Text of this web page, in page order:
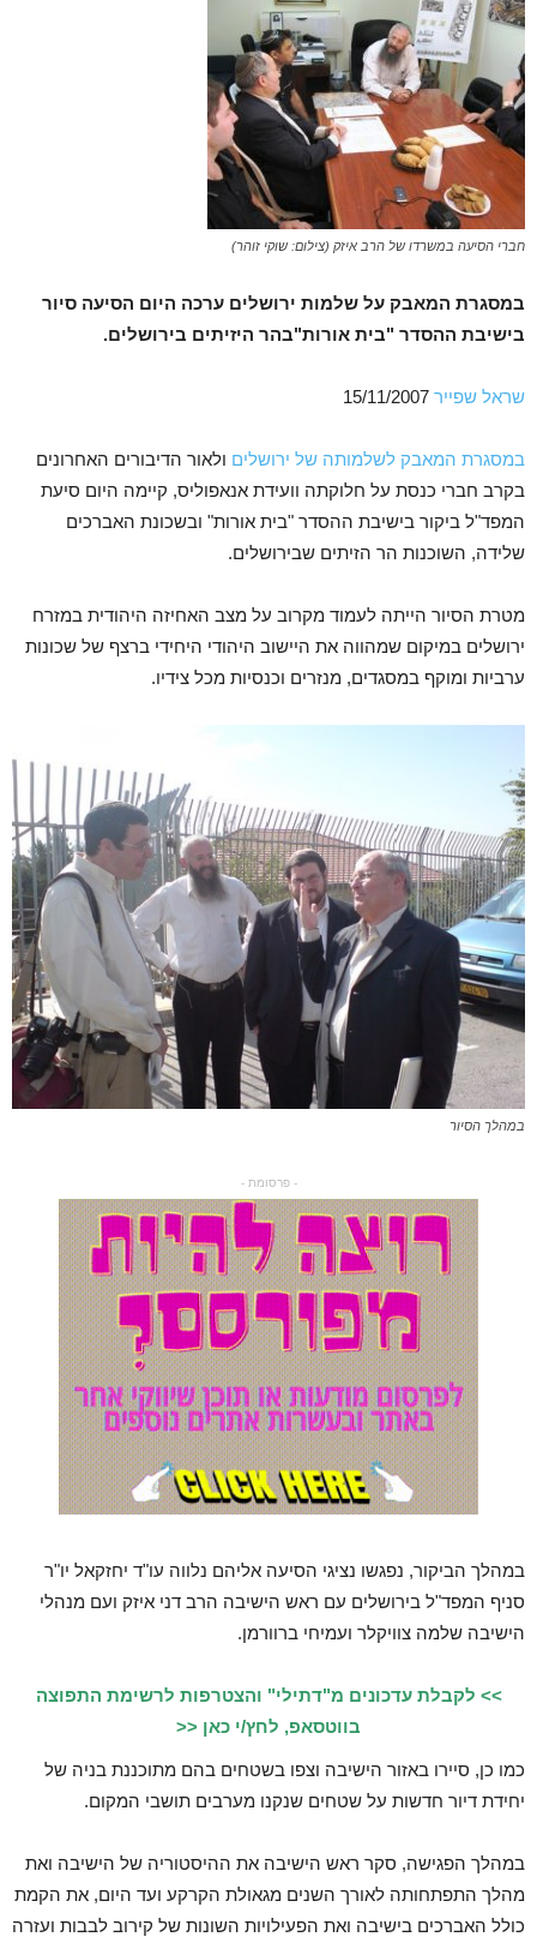
חברי הסיעה במשרדו של הרב איזק (צילום: שוקי זוהר)
במסגרת המאבק על שלמות ירושלים ערכה היום הסיעה סיור
בישיבת ההסדר "בית אורות"בהר היזיתים בירושלים.
שראל שפייר
במסגרת המאבק לשלמותה של ירושלים ולאור הדיבורים האחרונים
בקרב חברי כנסת על חלוקתה וועידת אנאפוליס, קיימה היום סיעת
המפד"ל ביקור בישיבת ההסדר "בית אורות" ובשכונת האברכים
שלידה, השוכנות הר הזיתים שבירושלים.
מטרת הסיור הייתה לעמוד מקרוב על מצב האחיזה היהודית במזרח
ירושלים במיקום שמהווה את היישוב היהודי היחידי ברצף של שכונות
ערביות ומוקף במסגדים, מנזרים וכנסיות מכל צידיו.
במהלך הסיור
- פרסומת -
במהלך הביקור, נפגשו נציגי הסיעה אליהם נלווה עו"ד יחזקאל יו"ר
סניף המפד"ל בירושלים עם ראש הישיבה הרב דני איזק ועם מנהלי
הישיבה שלמה צוויקלר ועמיחי ברוורמן.
>> לקבלת עדכונים מ"דתילי" והצטרפות לרשימת התפוצה
בווטסאפ, לחץ/י כאן <<
כמו כן, סיירו באזור הישיבה וצפו בשטחים בהם מתוכננת בניה של
יחידת דיור חדשות על שטחים שנקנו מערבים תושבי המקום.
במהלך הפגישה, סקר ראש הישיבה את ההיסטוריה של הישיבה ואת
מהלך התפתחותה לאורך השנים מגאולת הקרקע ועד היום, את הקמת
כולל האברכים בישיבה ואת הפעילויות השונות של קירוב לבבות ועזרה